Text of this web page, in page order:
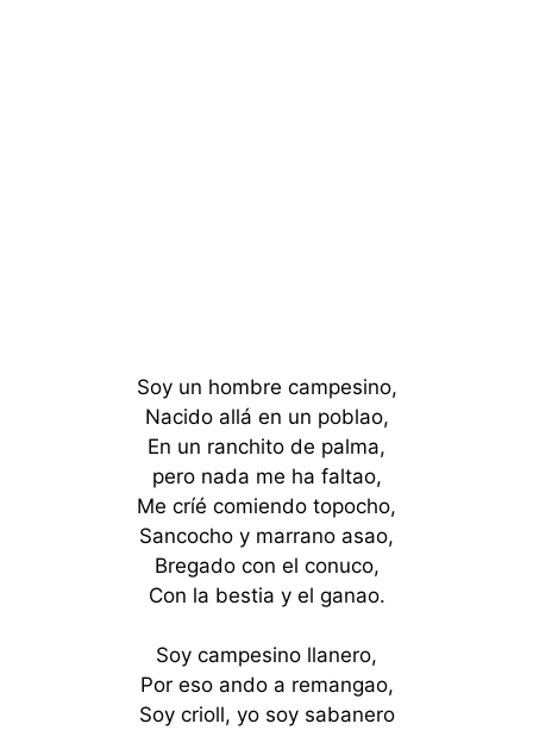
Soy un hombre campesino,
Nacido allá en un poblao,
En un ranchito de palma,
pero nada me ha faltao,
Me críé comiendo topocho,
Sancocho y marrano asao,
Bregado con el conuco,
Con la bestia y el ganao.
Soy campesino llanero,
Por eso ando a remangao,
Soy crioll, yo soy sabanero